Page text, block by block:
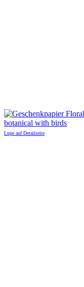
Lupe auf Detailseite